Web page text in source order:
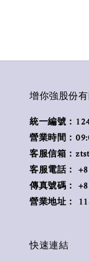
增你強股份
統一編號：
營業時間：
客服信箱：
客服電話：
傳真號碼：
營業地址：
快速連結